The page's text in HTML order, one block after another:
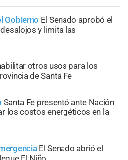
Gobierno El Senado aprobó el
y limita las
otros usos para los
de Santa Fe
Santa Fe presentó ante Nación
los costos energéticos en la
El Senado abrió el